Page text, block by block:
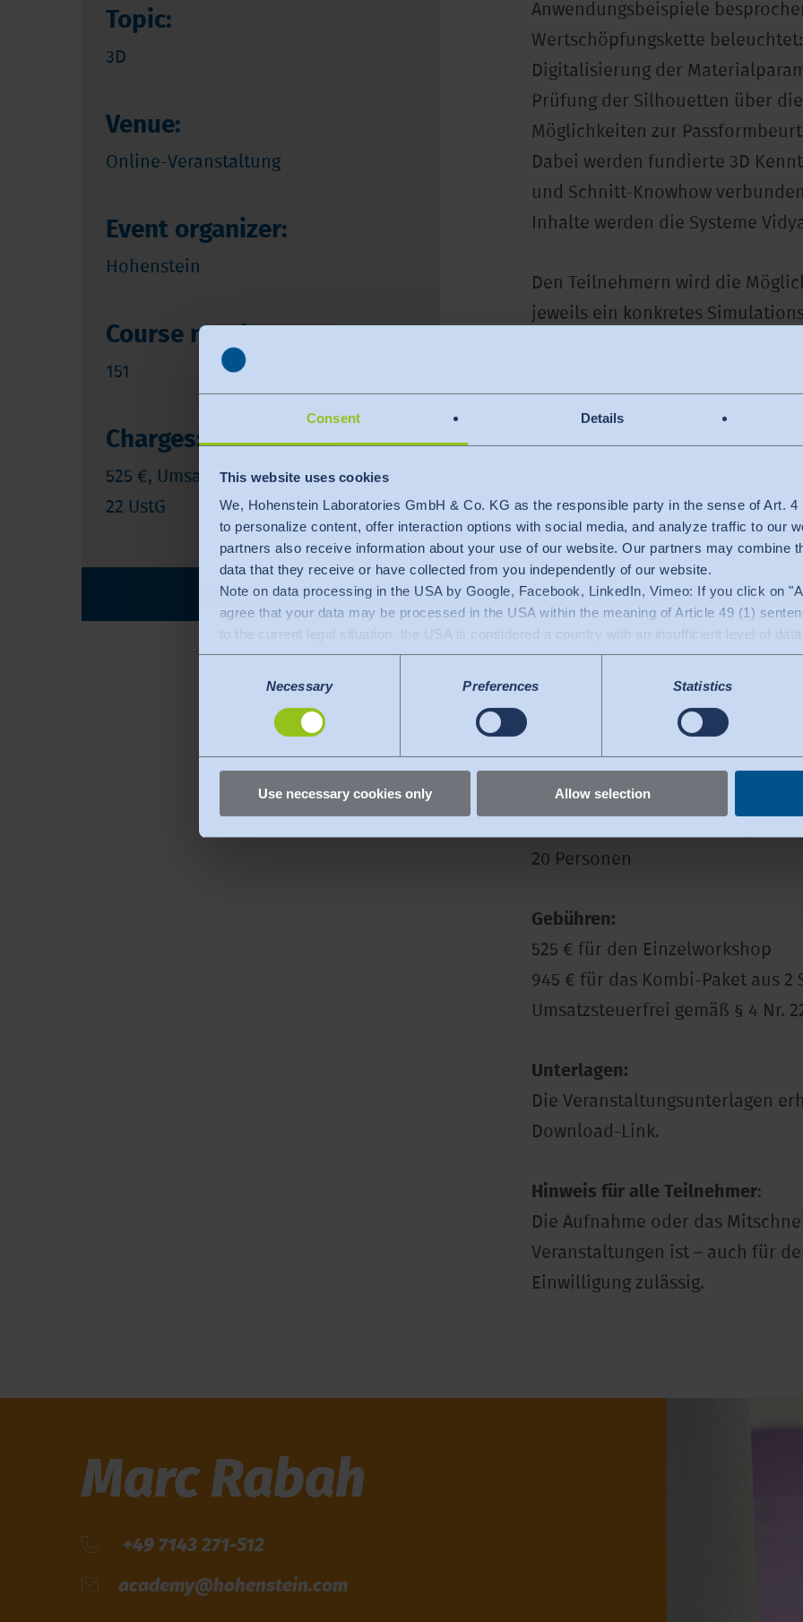
Consent Details
This website uses cookies
We, Hohenstein Laboratories GmbH & Co. KG as the responsible party in the sense of Art.
to personalize content, offer interaction options with social media, and analyze traffic to our
partners also receive information about your use of our website. Our partners may combine
data that they receive or have collected from you independently of our website.
Note on data processing in the USA by Google, Facebook, LinkedIn, Vimeo: If you click on
agree that your data may be processed in the USA within the meaning of Article 49 (1)
to the current legal situation, the USA is considered a country with an insufficient level of
that your data will be processed by US authorities for control and monitoring purposes.
You can revoke any consent you have given at any time
Necessary Preferences Statistics
Use necessary cookies only Allow selection
Topic:
3D
Venue:
Online-Veranstaltung
Event organizer:
Hohenstein
Course number:
151
Charges:
525 €, Umsatzsteuerfrei gemäß § 4 Nr.
22 UstG
REGISTRATION
Anwendungsbeispiele
Wertschöpfungskette
Digitalisierung der
Prüfung der Silhouetten über
Möglichkeiten zur
Dabei werden fundierte 3D
und Schnitt-Knowhow
Inhalte werden die Systeme
Den Teilnehmern wird die
jeweils ein konkretes
Optimierungsbedarf besteht.
Hilfestellung werden dann im
vorgestellt und mit den
stellt aber nur ein Angebot und
Zielgruppe:
Mitarbeiter aus allen Bereichen,
arbeiten oder konfrontiert sind.
den fortgeschrittenen Nutzer
interessante Erkenntnisse für
der Möglichkeiten von dem 3D
Christine Lörcher, Flora Zangue
20 Personen
Gebühren:
525 € für den Einzelworkshop
945 € für das Kombi-Paket aus 2
Umsatzsteuerfrei gemäß § 4 Nr.
Unterlagen:
Die Veranstaltungsunterlagen
Download-Link.
Hinweis für alle Teilnehmer:
Die Aufnahme oder das
Veranstaltungen ist – auch für
Einwilligung zulässig.
Marc Rabah
+49 7143 271-512
academy@hohenstein.com